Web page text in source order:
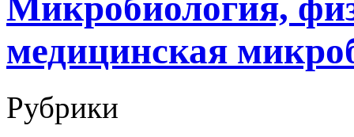
Микробиология,
медицинская
Рубрики